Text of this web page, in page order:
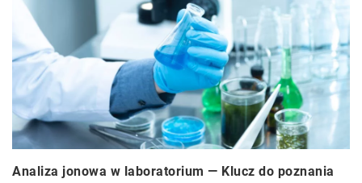
Analiza jonowa w laboratorium — Klucz do poznania